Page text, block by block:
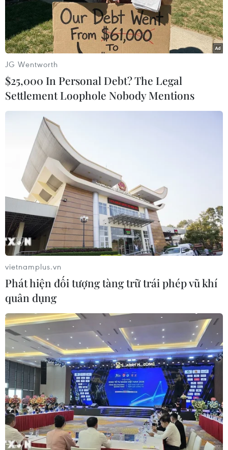
sức thi đua, làm việc đạt hiệu quả cao nhất./.
(TTXVN/Vietnam+)
#Hà Nội #Công nhân
#Lao động
#Hỗ trợ xe đưa công nhân về quê
#Tết Nguyên đán
TP. Hà Nội
Theo dõi VietnamPlus
TIN LIÊN QUAN
JG Wentworth
$25,000 In Personal Debt? The Legal
Settlement Loophole Nobody Mentions
vietnamplus.vn
Phát hiện đối tượng tàng trữ trái phép vũ khí
quân dụng